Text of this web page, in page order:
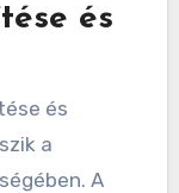
és
és
a
A